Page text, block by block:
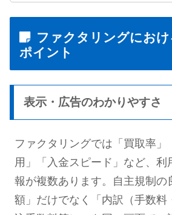
ファクタリングにお
ポイント
表示・広告のわかりやすさ
ファクタリングでは「買取率」
用」「入金スピード」など、利
報が複数あります。自主規制の
額」だけでなく「内訳（手数料